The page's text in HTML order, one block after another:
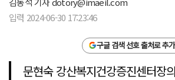
입력 2024-06-30 17:23:46
구글 검색 선호 출처로 추가
문현숙 강산복지건강증진센터장